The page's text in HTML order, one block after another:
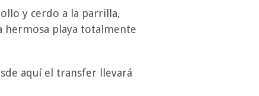
y cerdo a la parrilla,
hermosa playa totalmente
aquí el transfer llevará